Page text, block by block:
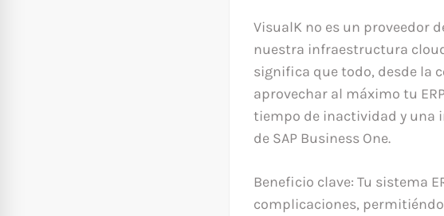
VisualK no es un proveedor
nuestra infraestructura
significa que todo, desde la
aprovechar al máximo tu
tiempo de inactividad y una
de SAP Business One.
Beneficio clave: Tu sistema
complicaciones,